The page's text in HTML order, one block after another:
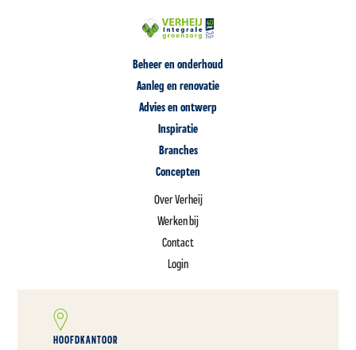
Beheer en onderhoud
Aanleg en renovatie
Advies en ontwerp
Inspiratie
Branches
Concepten
Over Verheij
Werken bij
Contact
Login
HOOFDKANTOOR